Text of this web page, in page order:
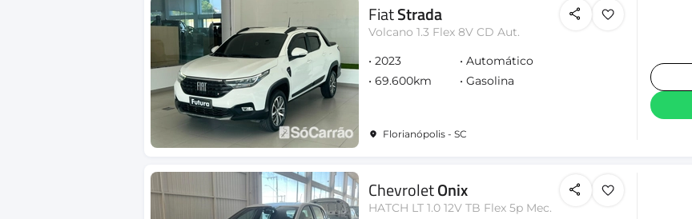
FiatStrada
Volcano 1.3 Flex 8V CD Aut.
2023
Automático
69.600km
Gasolina
Florianópolis - SC
ChevroletOnix
HATCH LT 1.0 12V TB Flex 5p Mec.